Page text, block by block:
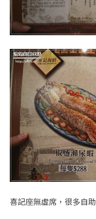
喜記座無虛席，很多自